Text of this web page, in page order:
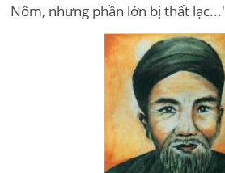
Nôm, nhưng phần lớn bị thất lạc...'